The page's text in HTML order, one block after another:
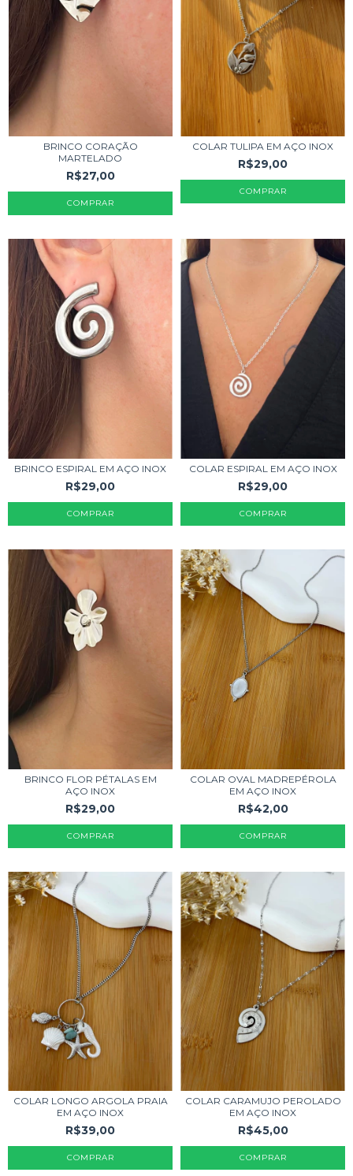
BRINCO CORAÇÃO
MARTELADO
R$27,00
COLAR TULIPA EM AÇO INOX
R$29,00
BRINCO ESPIRAL EM AÇO INOX
R$29,00
COLAR ESPIRAL EM AÇO INOX
R$29,00
BRINCO FLOR PÉTALAS EM
AÇO INOX
R$29,00
COLAR OVAL MADREPÉROLA
EM AÇO INOX
R$42,00
COLAR LONGO ARGOLA PRAIA
EM AÇO INOX
R$39,00
COLAR CARAMUJO PEROLADO
EM AÇO INOX
R$45,00